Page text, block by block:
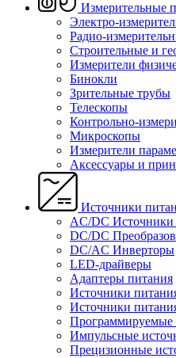
Измерительные
Электро-
Радио-
Строительные и
Измерители
Бинокли
Зрительные трубы
Телескопы
Контрольно-
Микроскопы
Измерители
Аксессуары и
Источники
AC/DC Источники
DC/DC
DC/AC Инверторы
LED-драйверы
Адаптеры питания
Источники
Источники
Программируемые
Импульсные
Прецизионные